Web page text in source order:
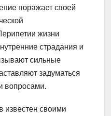
поражает своей
жизни
страдания и
сильные
задуматься
вопросами.
известен своими